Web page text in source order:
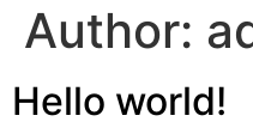
Author:
Hello world!